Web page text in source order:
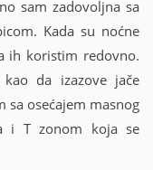
sam zadovoljna sa
Kada su noćne
ih koristim redovno.
da izazove jače
sa osećajem masnog
i T zonom koja se